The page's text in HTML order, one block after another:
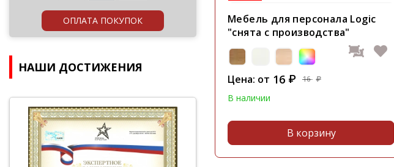
ОПЛАТА ПОКУПОК
НАШИ ДОСТИЖЕНИЯ
Мебель для персонала Logic
"снята с производства"
Цена: от 16 ₽ 16 ₽
В наличии
В корзину